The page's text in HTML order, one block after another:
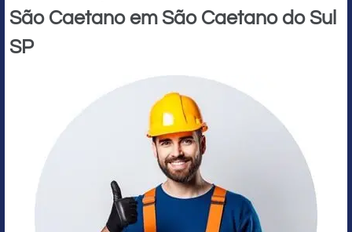
São Caetano em São Caetano do Sul
SP